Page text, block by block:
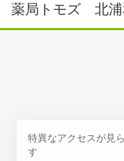
薬局トモズ 北浦
特異なアクセスが見
す